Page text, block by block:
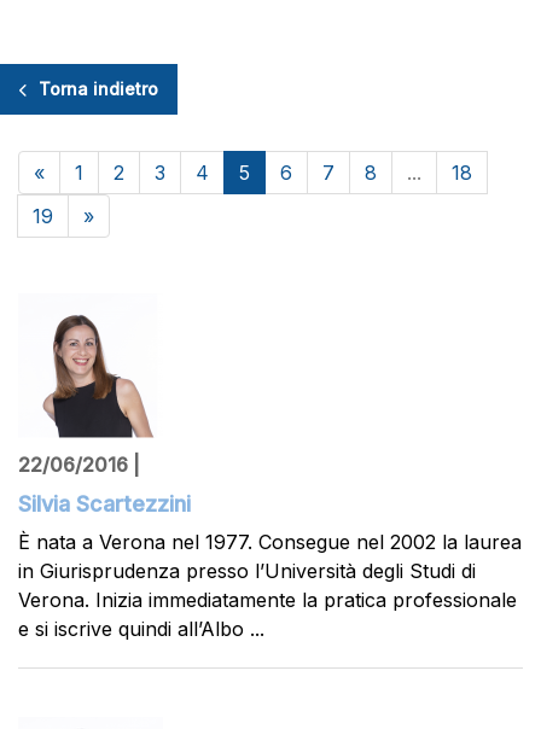
Torna indietro
« 1 2 3 4 5 6 7 8 ...
18
19
»
22/06/2016 |
Silvia Scartezzini
È nata a Verona nel 1977. Consegue nel 2002 la laurea
in Giurisprudenza presso l’Università degli Studi di
Verona. Inizia immediatamente la pratica professionale
e si iscrive quindi all’Albo ...